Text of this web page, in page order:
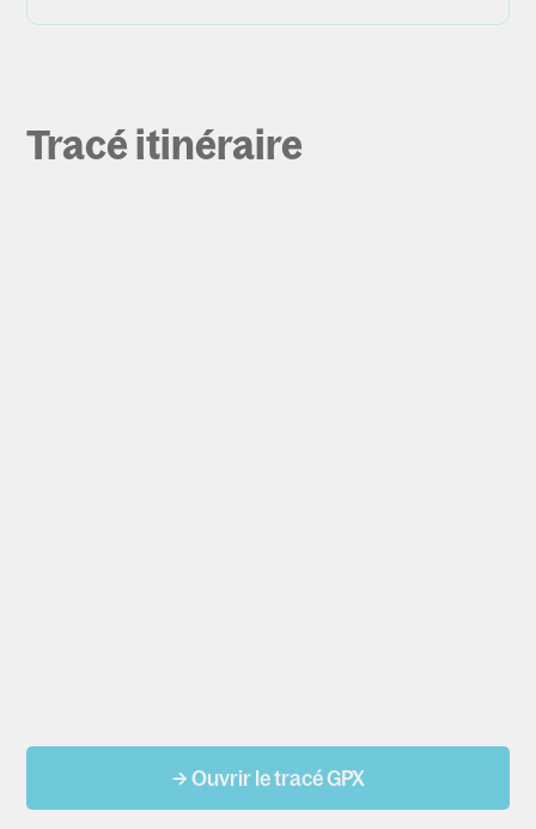
Tracé itinéraire
→ Ouvrir le tracé GPX